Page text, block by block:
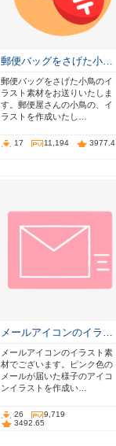
郵便バッグをさげた小…
郵便バッグをさげた小鳥のイ
ラスト素材をお送りいたしま
す。郵便屋さんの小鳥の、イ
ラストを作成いたし…
17 11,194 3977.4
メールアイコンのイラ…
メールアイコンのイラスト素
材でございます。ピンク色の
メールが届いた様子のアイコ
ンイラストを作成い…
26
9,719
3492.65